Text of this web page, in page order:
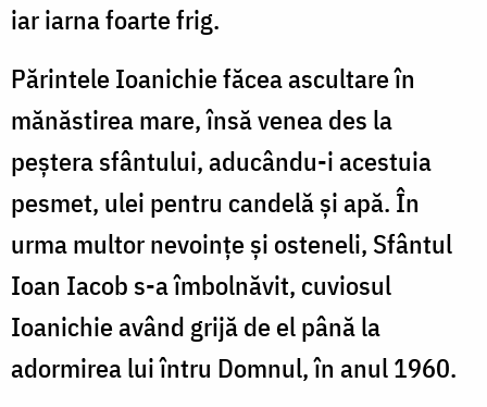
iar iarna foarte frig.
Părintele Ioanichie făcea ascultare în
mănăstirea mare, însă venea des la
peştera sfântului, aducându-i acestuia
pesmet, ulei pentru candelă şi apă. În
urma multor nevoinţe şi osteneli, Sfântul
Ioan Iacob s-a îmbolnăvit, cuviosul
Ioanichie având grijă de el până la
adormirea lui întru Domnul, în anul 1960.